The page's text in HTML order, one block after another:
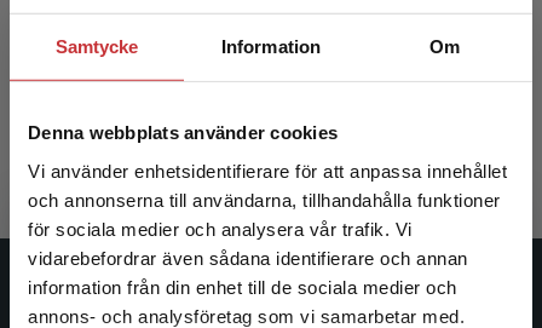
Samtycke Information Om
Denna webbplats använder cookies
Vi använder enhetsidentifierare för att anpassa innehållet
och annonserna till användarna, tillhandahålla funktioner
för sociala medier och analysera vår trafik. Vi
vidarebefordrar även sådana identifierare och annan
information från din enhet till de sociala medier och
annons- och analysföretag som vi samarbetar med.
Begränsad fraktregion
Vetenskaplig metod
342 krinkl. moms
Studentlitteratur